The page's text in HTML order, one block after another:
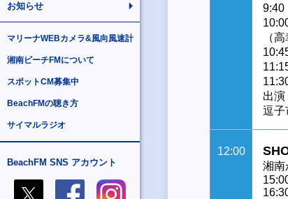
お知らせ
マリーナWEBカメラ&風向風速計
湘南ビーチFMについて
スポットCM募集中
BeachFMの聴き方
サイマルラジオ
BeachFM SNS アカウント
（
出
逗子
12:00
湘南